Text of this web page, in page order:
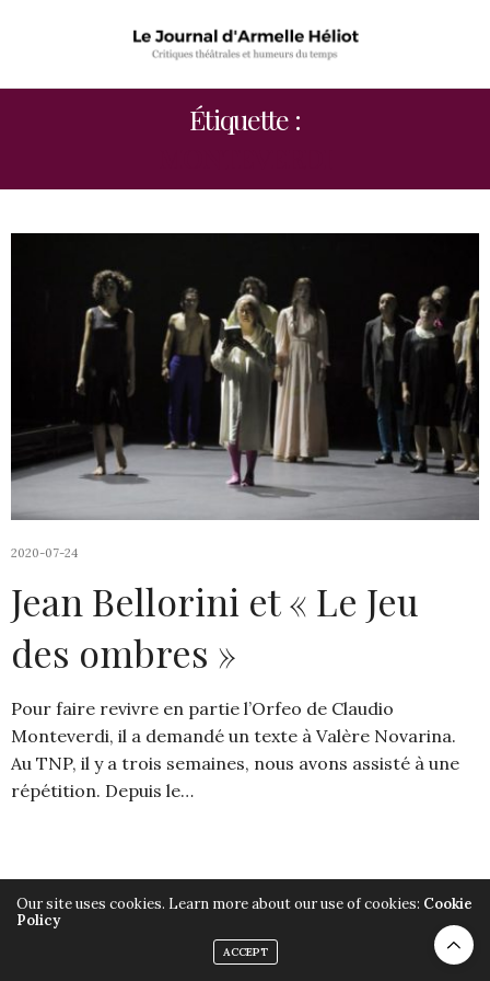
Étiquette :
2020-07-24
Jean Bellorini et « Le Jeu
des ombres »
Pour faire revivre en partie l’Orfeo de Claudio
Monteverdi, il a demandé un texte à Valère Novarina.
Au TNP, il y a trois semaines, nous avons assisté à une
répétition. Depuis le…
Our site uses cookies. Learn more about our use of cookies: Cookie
Policy
ACCEPT